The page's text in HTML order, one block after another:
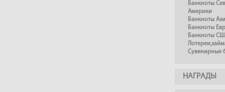
Банкноты
Америки
Банкноты
Банкноты
Банкноты
Сувенирные
НАГРАДЫ